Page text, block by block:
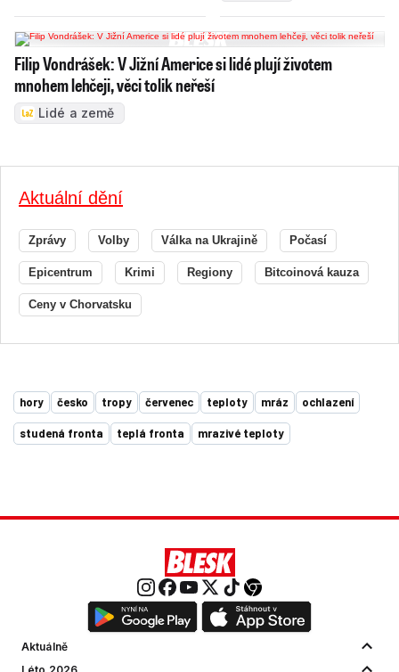
Filip Vondrášek: V Jižní Americe si lidé plují životem
mnohem lehčeji, věci tolik neřeší
Lidé a země
Aktuální dění
Zprávy Volby Válka na Ukrajině Počasí
Epicentrum Krimi Regiony Bitcoinová kauza
Ceny v Chorvatsku
hory česko tropy červenec teploty mráz ochlazení
studená fronta teplá fronta mrazivé teploty
Aktuálně